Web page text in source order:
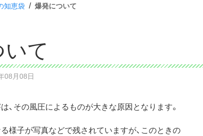
知恵袋 / 爆発について
て
月08日
、その風圧によるものが大きな原因となります。
様子が写真などで残されていますが、このときの